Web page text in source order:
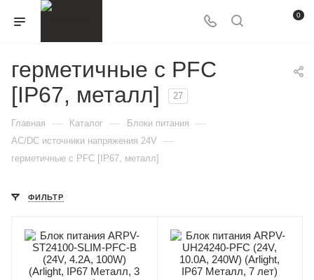
0
герметичные с PFC
[IP67, металл]
27
Главная — Каталог — Блоки питания —
AC/DC источники напряжения 24V —
герметичные с PFC [IP67, металл]
ФИЛЬТР